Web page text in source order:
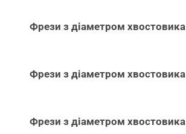
Фрези з діаметром
Фрези з діаметром
Фрези з діаметром